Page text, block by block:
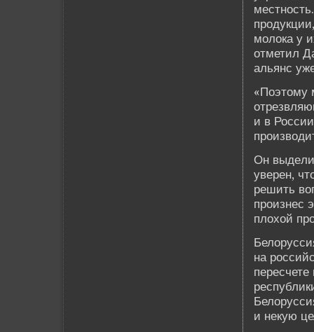
молока у
отметил
альянс
«Поэтому
и в
Он
уве­рен,
решить
произнес
плохой
на
и некую